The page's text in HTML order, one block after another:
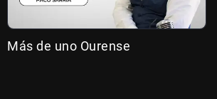
Más de uno Ourense